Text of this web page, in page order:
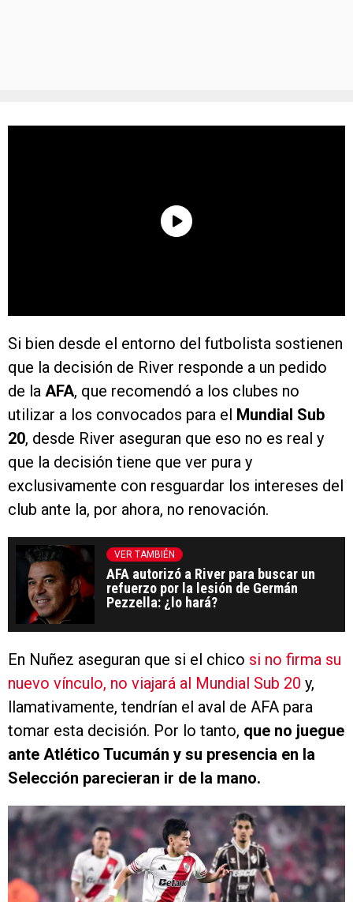
Si bien desde el entorno del futbolista sostienen
que la decisión de River responde a un pedido
de la AFA, que recomendó a los clubes no
utilizar a los convocados para el Mundial Sub
20, desde River aseguran que eso no es real y
que la decisión tiene que ver pura y
exclusivamente con resguardar los intereses del
club ante la, por ahora, no renovación.
VER TAMBIÉN
AFA autorizó a River para buscar un
refuerzo por la lesión de Germán
Pezzella: ¿lo hará?
En Nuñez aseguran que si el chico si no firma su
nuevo vínculo, no viajará al Mundial Sub 20 y,
llamativamente, tendrían el aval de AFA para
tomar esta decisión. Por lo tanto, que no juegue
ante Atlético Tucumán y su presencia en la
Selección parecieran ir de la mano.